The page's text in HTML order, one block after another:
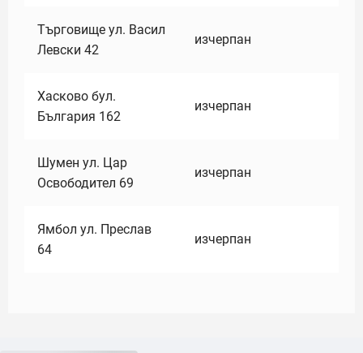
Търговище ул. Васил
Левски 42
изчерпан
Хасково бул.
България 162
изчерпан
Шумен ул. Цар
Освободител 69
изчерпан
Ямбол ул. Преслав
64
изчерпан